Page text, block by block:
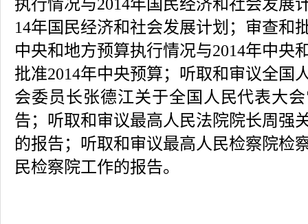
执行情况与2014年国民经济和社会发展
14年国民经济和社会发展计划；审查和
中央和地方预算执行情况与2014年中央
批准2014年中央预算；听取和审议全国
会委员长张德江关于全国人民代表大
告；听取和审议最高人民法院院长周强
的报告；听取和审议最高人民检察院检
民检察院工作的报告。